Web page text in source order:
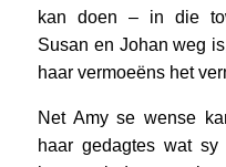
kan doen – in die
Susan en Johan weg
haar vermoeëns het
Net Amy se wense
haar gedagtes wat sy